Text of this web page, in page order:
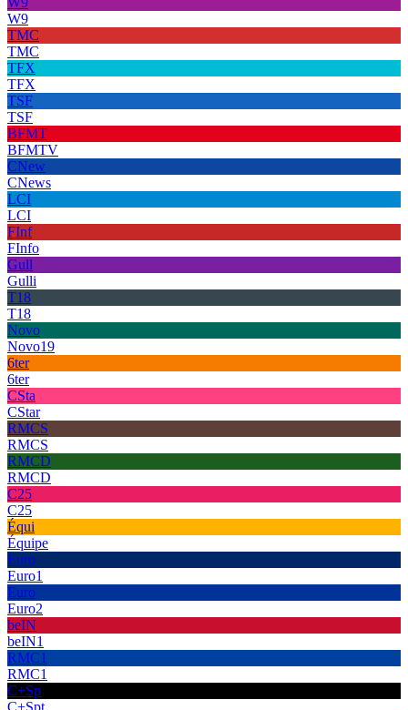
W9
TMC
TMC
TFX
TFX
TSF
TSF
BFMT
BFMTV
CNew
CNews
LCI
LCI
FInf
FInfo
Gull
Gulli
T18
T18
Novo
Novo19
6ter
6ter
CSta
CStar
RMCS
RMCS
RMCD
RMCD
C25
C25
Équi
Équipe
Euro
Euro1
Euro
Euro2
beIN
beIN1
RMC1
RMC1
C+Sp
C+Spt